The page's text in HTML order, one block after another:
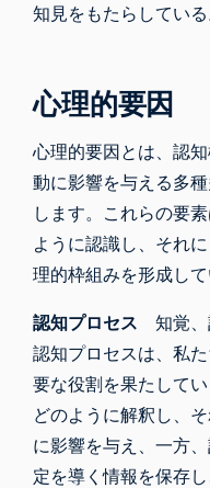
知見をもたらしている
心理的要因
心理的要因とは、認
動に影響を与える多
します。これらの要
ように認識し、それ
理的枠組みを形成して
認知プロセス知覚
認知プロセスは、私
要な役割を果たして
どのように解釈し、
に影響を与え、一方
定を導く情報を保存